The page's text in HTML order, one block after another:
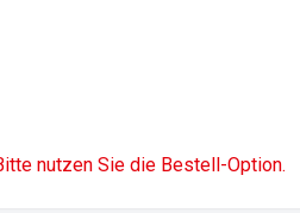
nutzen Sie die Bestell-Option.